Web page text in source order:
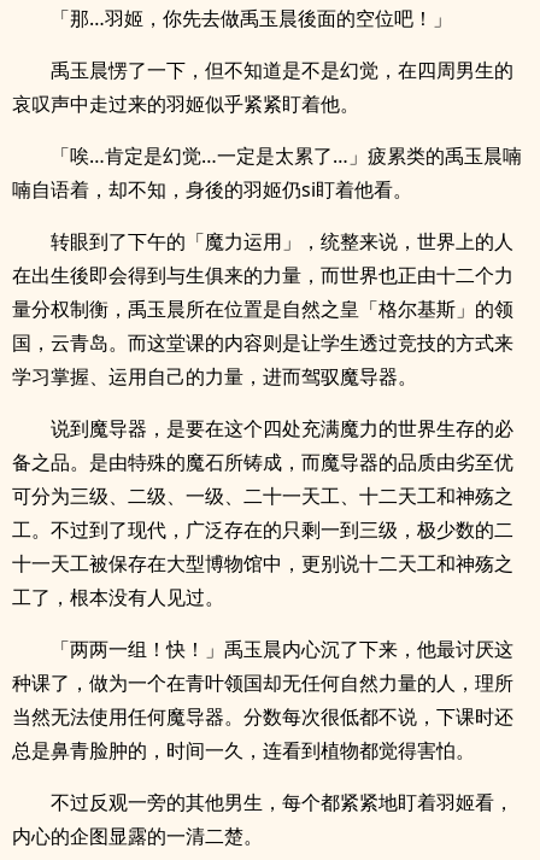
「那…羽姬，你先去做禹玉晨後面的空位吧！」
禹玉晨愣了一下，但不知道是不是幻觉，在四周男生的
哀叹声中走过来的羽姬似乎紧紧盯着他。
「唉…肯定是幻觉…一定是太累了…」疲累类的禹玉晨喃
喃自语着，却不知，身後的羽姬仍si盯着他看。
转眼到了下午的「魔力运用」，统整来说，世界上的人
在出生後即会得到与生俱来的力量，而世界也正由十二个力
量分权制衡，禹玉晨所在位置是自然之皇「格尔基斯」的领
国，云青岛。而这堂课的内容则是让学生透过竞技的方式来
学习掌握、运用自己的力量，进而驾驭魔导器。
说到魔导器，是要在这个四处充满魔力的世界生存的必
备之品。是由特殊的魔石所铸成，而魔导器的品质由劣至优
可分为三级、二级、一级、二十一天工、十二天工和神殇之
工。不过到了现代，广泛存在的只剩一到三级，极少数的二
十一天工被保存在大型博物馆中，更别说十二天工和神殇之
工了，根本没有人见过。
「两两一组！快！」禹玉晨内心沉了下来，他最讨厌这
种课了，做为一个在青叶领国却无任何自然力量的人，理所
当然无法使用任何魔导器。分数每次很低都不说，下课时还
总是鼻青脸肿的，时间一久，连看到植物都觉得害怕。
不过反观一旁的其他男生，每个都紧紧地盯着羽姬看，
内心的企图显露的一清二楚。